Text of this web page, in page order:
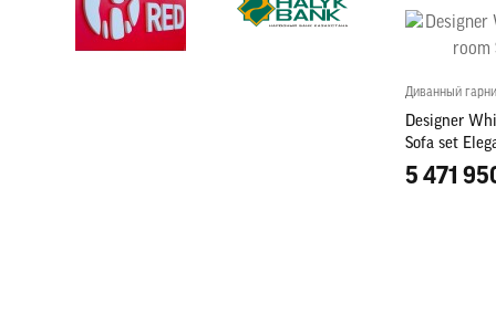
Диванный
Designer
Sofa set
5 471